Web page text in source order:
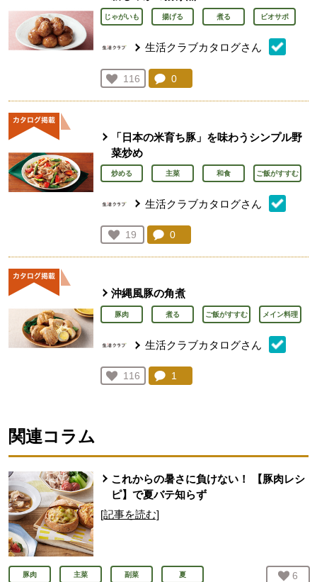
じゃがいも 揚げる 煮る ビオサポ
生活クラブカタログさん
お気に入り登録：
116
人が登録
コメント：
0
「日本の米育ち豚」を味わうシンプル野
菜炒め
炒める 主菜 和食 ご飯がすすむ
生活クラブカタログさん
お気に入り登録：
19
人が登録
コメント：
0
沖縄風豚の角煮
豚肉 煮る ご飯がすすむ メイン料理
生活クラブカタログさん
お気に入り登録：
116
人が登録
コメント：
1
関連コラム
これからの暑さに負けない！ 【豚肉レシ
ピ】で夏バテ知らず
[記事を読む]
豚肉 主菜 副菜 夏 お気
6